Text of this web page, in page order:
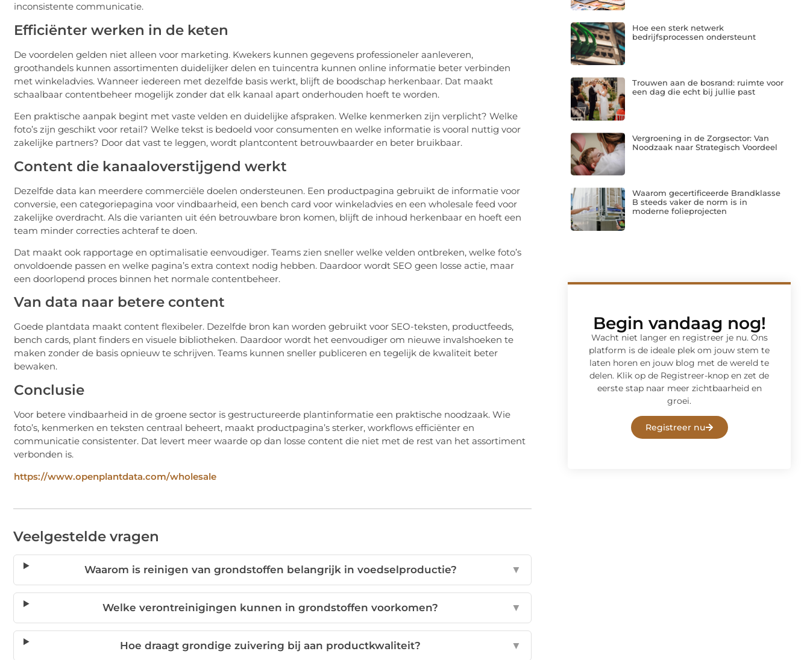
inconsistente communicatie.
Efficiënter werken in de keten
De voordelen gelden niet alleen voor marketing. Kwekers kunnen gegevens professioneler aanleveren,
groothandels kunnen assortimenten duidelijker delen en tuincentra kunnen online informatie beter verbinden
met winkeladvies. Wanneer iedereen met dezelfde basis werkt, blijft de boodschap herkenbaar. Dat maakt
schaalbaar contentbeheer mogelijk zonder dat elk kanaal apart onderhouden hoeft te worden.
Een praktische aanpak begint met vaste velden en duidelijke afspraken. Welke kenmerken zijn verplicht? Welke
foto’s zijn geschikt voor retail? Welke tekst is bedoeld voor consumenten en welke informatie is vooral nuttig voor
zakelijke partners? Door dat vast te leggen, wordt plantcontent betrouwbaarder en beter bruikbaar.
Content die kanaaloverstijgend werkt
Dezelfde data kan meerdere commerciële doelen ondersteunen. Een productpagina gebruikt de informatie voor
conversie, een categoriepagina voor vindbaarheid, een bench card voor winkeladvies en een wholesale feed voor
zakelijke overdracht. Als die varianten uit één betrouwbare bron komen, blijft de inhoud herkenbaar en hoeft een
team minder correcties achteraf te doen.
Dat maakt ook rapportage en optimalisatie eenvoudiger. Teams zien sneller welke velden ontbreken, welke foto’s
onvoldoende passen en welke pagina’s extra context nodig hebben. Daardoor wordt SEO geen losse actie, maar
een doorlopend proces binnen het normale contentbeheer.
Van data naar betere content
Goede plantdata maakt content flexibeler. Dezelfde bron kan worden gebruikt voor SEO-teksten, productfeeds,
bench cards, plant finders en visuele bibliotheken. Daardoor wordt het eenvoudiger om nieuwe invalshoeken te
maken zonder de basis opnieuw te schrijven. Teams kunnen sneller publiceren en tegelijk de kwaliteit beter
bewaken.
Conclusie
Voor betere vindbaarheid in de groene sector is gestructureerde plantinformatie een praktische noodzaak. Wie
foto’s, kenmerken en teksten centraal beheert, maakt productpagina’s sterker, workflows efficiënter en
communicatie consistenter. Dat levert meer waarde op dan losse content die niet met de rest van het assortiment
verbonden is.
https://www.openplantdata.com/wholesale
Veelgestelde vragen
Waarom is reinigen van grondstoffen belangrijk in voedselproductie? ▼
Welke verontreinigingen kunnen in grondstoffen voorkomen? ▼
Hoe draagt grondige zuivering bij aan productkwaliteit? ▼
Hoe een sterk netwerk
bedrijfsprocessen ondersteunt
Trouwen aan de bosrand: ruimte voor
een dag die echt bij jullie past
Vergroening in de Zorgsector: Van
Noodzaak naar Strategisch Voordeel
Waarom gecertificeerde Brandklasse
B steeds vaker de norm is in
moderne folieprojecten
Begin vandaag nog!
Wacht niet langer en registreer je nu. Ons
platform is de ideale plek om jouw stem te
laten horen en jouw blog met de wereld te
delen. Klik op de Registreer-knop en zet de
eerste stap naar meer zichtbaarheid en
groei.
Registreer nu